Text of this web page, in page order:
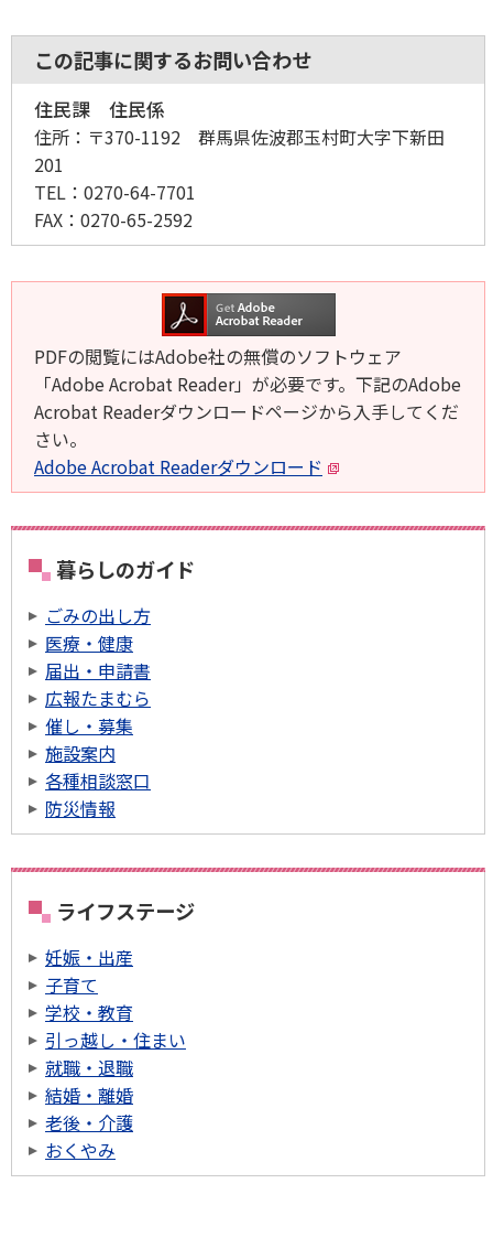
この記事に関するお問い合わせ
住民課 住民係
住所： 〒370-1192 群馬県佐波郡玉村町大字下新田
201
TEL： 0270-64-7701
FAX： 0270-65-2592
PDFの閲覧にはAdobe社の無償のソフトウェア
「Adobe Acrobat Reader」が必要です。下記のAdobe
Acrobat Readerダウンロードページから入手してくだ
さい。
Adobe Acrobat Readerダウンロード
暮らしのガイド
ごみの出し方
医療・健康
届出・申請書
広報たまむら
催し・募集
施設案内
各種相談窓口
防災情報
ライフステージ
妊娠・出産
子育て
学校・教育
引っ越し・住まい
就職・退職
結婚・離婚
老後・介護
おくやみ